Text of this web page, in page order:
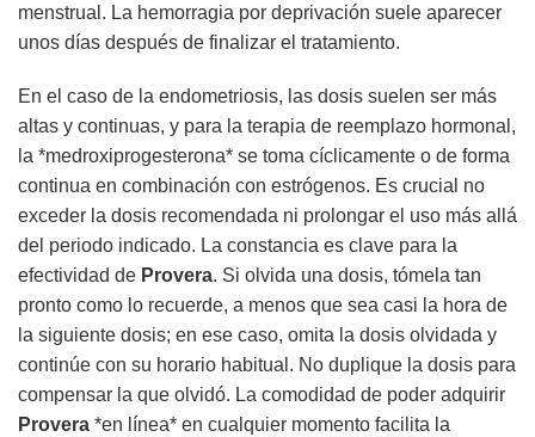
menstrual. La hemorragia por deprivación suele aparecer
unos días después de finalizar el tratamiento.
En el caso de la endometriosis, las dosis suelen ser más
altas y continuas, y para la terapia de reemplazo hormonal,
la *medroxiprogesterona* se toma cíclicamente o de forma
continua en combinación con estrógenos. Es crucial no
exceder la dosis recomendada ni prolongar el uso más allá
del periodo indicado. La constancia es clave para la
efectividad de Provera. Si olvida una dosis, tómela tan
pronto como lo recuerde, a menos que sea casi la hora de
la siguiente dosis; en ese caso, omita la dosis olvidada y
continúe con su horario habitual. No duplique la dosis para
compensar la que olvidó. La comodidad de poder adquirir
Provera *en línea* en cualquier momento facilita la